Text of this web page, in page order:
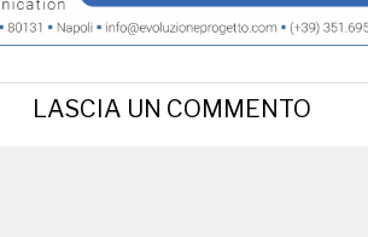
LASCIA UN COMMENTO